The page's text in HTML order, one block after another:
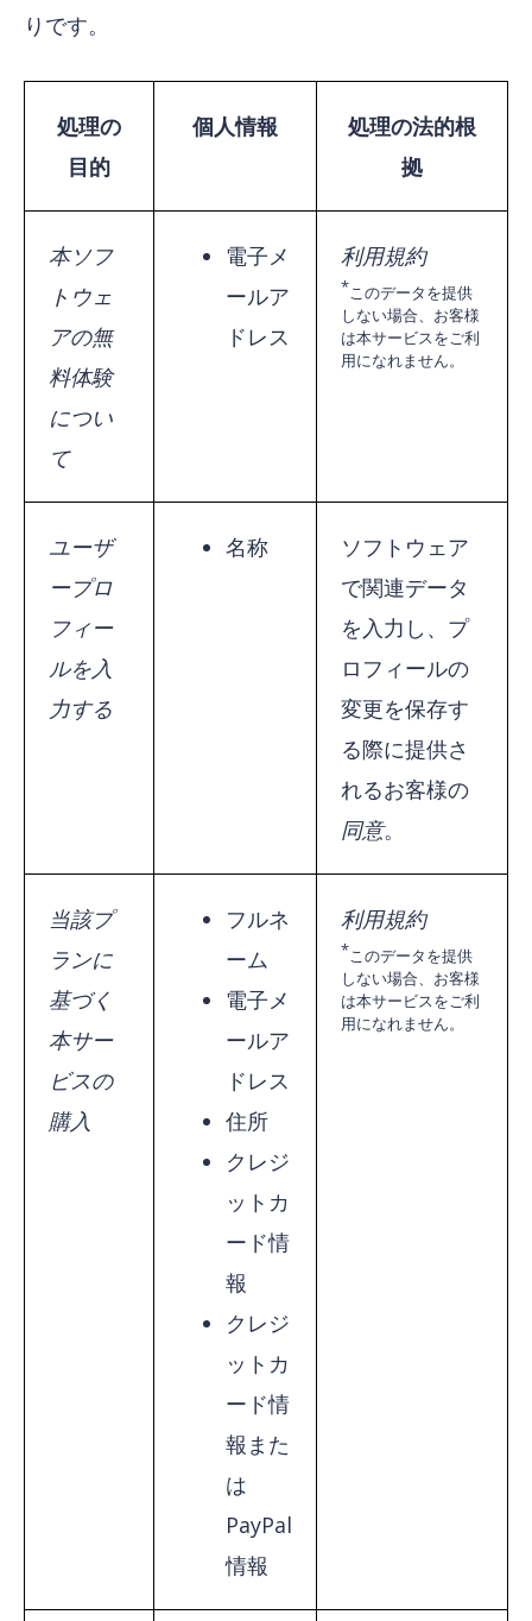
りです。
処理の
目的
個人情報
処理の法的根
拠
本ソフ
トウェ
アの無
料体験
につい
て
電子メ
ールア
ドレス
利用規約
このデータを提供
しない場合、お客様
は本サービスをご利
用になれません。
ユーザ
ープロ
フィー
ルを入
力する
名称
ソフトウェア
で関連データ
を入力し、プ
ロフィールの
変更を保存す
る際に提供さ
れるお客様の
同意。
当該プ
ランに
基づく
本サー
ビスの
購入
フルネ
ーム
電子メ
ールア
ドレス
住所
クレジ
ットカ
ード情
報
クレジ
ットカ
ード情
報また
は
PayPal
情報
利用規約
このデータを提供
しない場合、お客様
は本サービスをご利
用になれません。